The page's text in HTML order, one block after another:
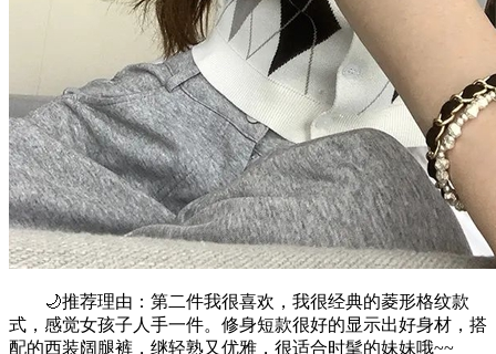
🌙推荐理由：第二件我很喜欢，我很经典的菱形格纹款
式，感觉女孩子人手一件。修身短款很好的显示出好身材，搭
配的西装阔腿裤，继轻熟又优雅，很适合时髦的妹妹哦~~